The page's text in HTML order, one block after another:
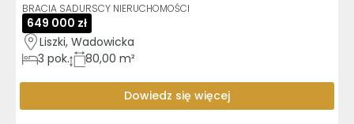
BRACIA SADURSCY NIERUCHOMOŚCI
649 000 zł
Liszki, Wadowicka
3 pok. 80,00 m²
Dowiedz się więcej